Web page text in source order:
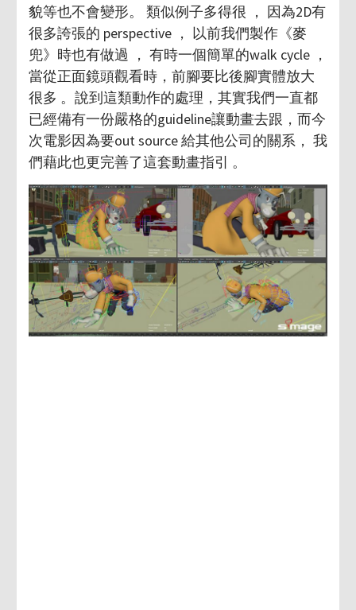
貌等也不會變形。 類似例子多得很 ， 因為2D有
很多誇張的 perspective ， 以前我們製作《麥
兜》時也有做過 ， 有時一個簡單的walk cycle ，
當從正面鏡頭觀看時，前腳要比後腳實體放大
很多 。說到這類動作的處理，其實我們一直都
已經備有一份嚴格的guideline讓動畫去跟，而今
次電影因為要out source 給其他公司的關系， 我
們藉此也更完善了這套動畫指引 。